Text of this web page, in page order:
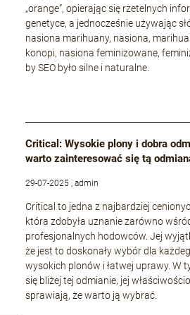
„orange”, opierając się rzetelnych
genetyce, a jednocześnie używając
nasiona marihuany, nasiona,
konopi, nasiona feminizowane,
by SEO było silne i naturalne.
Critical: Wysokie plony i dobra
warto zainteresować się tą
29-07-2025 , admin
Critical to jedna z najbardziej
która zdobyła uznanie zarówno
profesjonalnych hodowców. Jej
że jest to doskonały wybór dla
wysokich plonów i łatwej uprawy. W
się bliżej tej odmianie, jej
sprawiają, że warto ją wybrać.